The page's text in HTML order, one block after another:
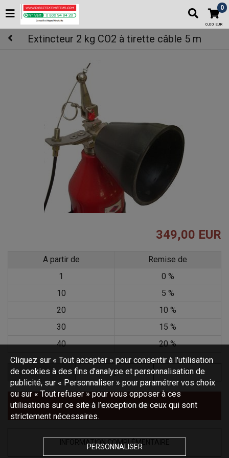
0
0,00 EUR
Extincteur 2 kg CO2 à tirette câble 5 m
349,00 EUR
A partir de
Remise de
1
0 %
10
5 %
20
10 %
30
15 %
40
20 %
AJOUTER AU PANIER
INFORMATION COMPLÉMENTAIRE
Cliquez sur « Tout accepter » pour consentir à l'utilisation
de cookies à des fins d’analyse et personnalisation de
publicité, sur « Personnaliser » pour paramétrer vos choix
ou sur « Tout refuser » pour vous opposer à ces
utilisations sur ce site à l’exception de ceux qui sont
strictement nécessaires.
PERSONNALISER